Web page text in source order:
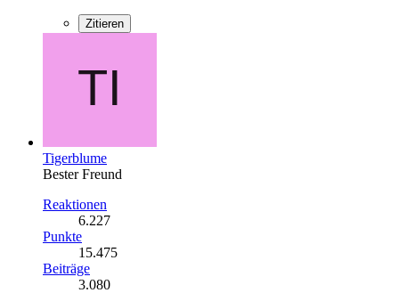
Zitieren
Tigerblume
Bester Freund
Reaktionen
6.227
Punkte
15.475
Beiträge
3.080